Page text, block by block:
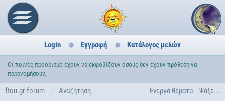
Login Εγγραφή Κατάλογος μελών
Oι ποινές προορισμό έχουν να εκφοβίζουν όσους δεν έχουν πρόθεση να
παρανομήσουν.
Ενεργά θέματα Ψάξε...
ftou.gr forum Αναζήτηση